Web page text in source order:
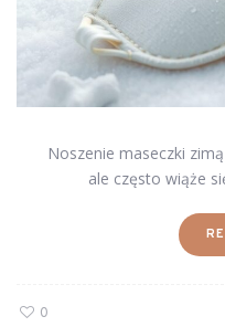
Noszenie maseczki
ale często wiąże
0